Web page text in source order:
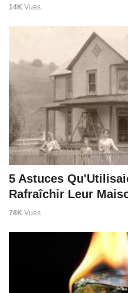
14K Vues
5 Astuces
Rafraîchir Leur
78K Vues